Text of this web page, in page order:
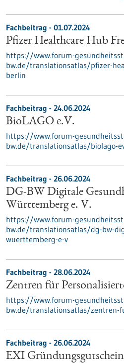
Fachbeitrag - 01.07.2024
Pfizer Healthcare Hub
https://www.forum-
bw.de/translationsatlas/pfizer-
berlin
Fachbeitrag - 24.06.2024
BioLAGO e.V.
https://www.forum-
bw.de/translationsatlas/biolago-
Fachbeitrag - 26.06.2024
DG-BW Digitale
Württemberg e. V.
https://www.forum-
bw.de/translationsatlas/dg-bw-
wuerttemberg-e-v
Fachbeitrag - 28.06.2024
Zentren für
https://www.forum-
bw.de/translationsatlas/zentren-
Fachbeitrag - 26.06.2024
EXI Gründungsgutschein